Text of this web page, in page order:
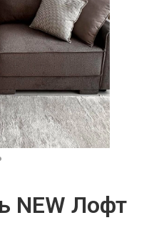
NEW Лофт